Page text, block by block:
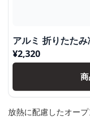
アルミ 折りたた
¥2,320
放熱に配慮したオー